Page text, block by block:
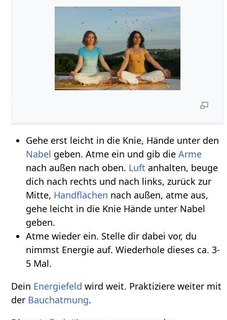
Gehe erst leicht in die Knie, Hände unter den
Nabel geben. Atme ein und gib die Arme
nach außen nach oben. Luft anhalten, beuge
dich nach rechts und nach links, zurück zur
Mitte, Handflächen nach außen, atme aus,
gehe leicht in die Knie Hände unter Nabel
geben.
Atme wieder ein. Stelle dir dabei vor, du
nimmst Energie auf. Wiederhole dieses ca. 3-
5 Mal.
Dein Energiefeld wird weit. Praktiziere weiter mit
der Bauchatmung.